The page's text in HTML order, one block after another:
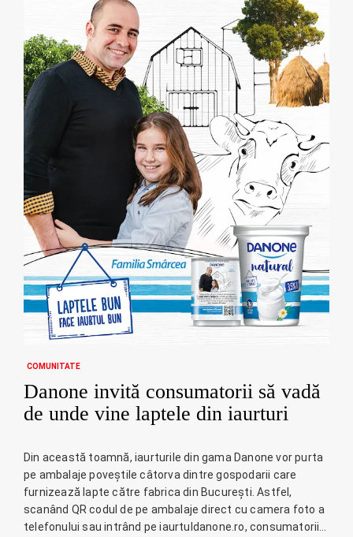
COMUNITATE
Danone invită consumatorii să vadă
de unde vine laptele din iaurturi
Din această toamnă, iaurturile din gama Danone vor purta
pe ambalaje poveștile câtorva dintre gospodarii care
furnizează lapte către fabrica din București. Astfel,
scanând QR codul de pe ambalaje direct cu camera foto a
telefonului sau intrând pe iaurtuldanone.ro, consumatorii…